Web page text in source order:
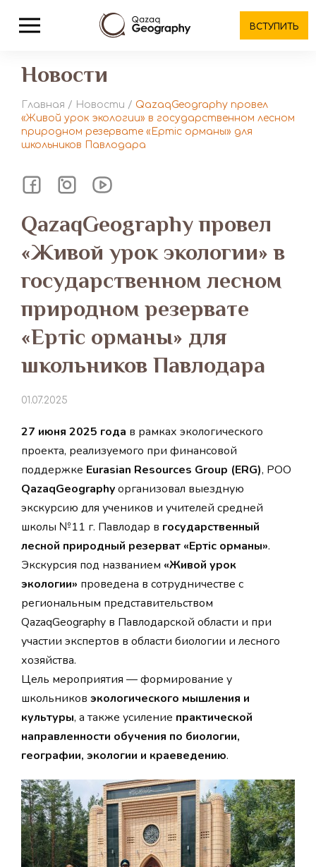
ВСТУПИТЬ
Новости
Главная / Новости / QazaqGeography провел
«Живой урок экологии» в государственном лесном
природном резервате «Ертіс орманы» для
школьников Павлодара
QazaqGeography провел
«Живой урок экологии» в
государственном лесном
природном резервате
«Ертіс орманы» для
школьников Павлодара
01.07.2025
27 июня 2025 года в рамках экологического
проекта, реализуемого при финансовой
поддержке Eurasian Resources Group (ERG), РОО
QazaqGeographyорганизовал выездную
экскурсию для учеников и учителей средней
школы №11 г. Павлодар в государственный
лесной природный резерват «Ертіс орманы».
Экскурсия под названием «Живой урок
экологии» проведена в сотрудничестве с
региональным представительством
QazaqGeography в Павлодарской области и при
участии экспертов в области биологии и лесного
хозяйства.
Цель мероприятия — формирование у
школьников экологического мышления и
культуры, а также усиление практической
направленности обучения по биологии,
географии, экологии и краеведению.